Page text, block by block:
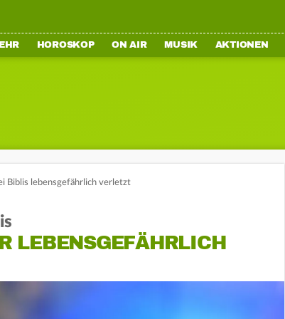
HOROSKOP ON AIR MUSIK AKTIONEN
Biblis lebensgefährlich verletzt
LEBENSGEFÄHRLICH